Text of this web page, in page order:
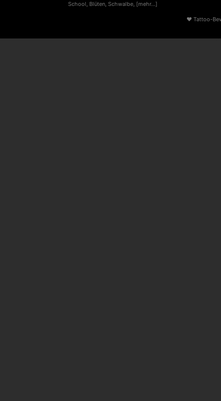
School, Blüten, Schwalbe, [mehr...]
♥ Tattoo-